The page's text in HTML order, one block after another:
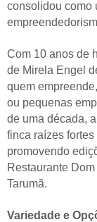
consolidou como
Com 10 anos de
de Mirela Engel
quem
ou pequenas
de uma década,
finca raízes
promovendo
Restaurante
Tarumã.
Variedade e